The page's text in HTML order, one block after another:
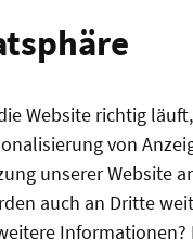
Website richtig
von
unserer Website
auch an Dritte
Informationen?